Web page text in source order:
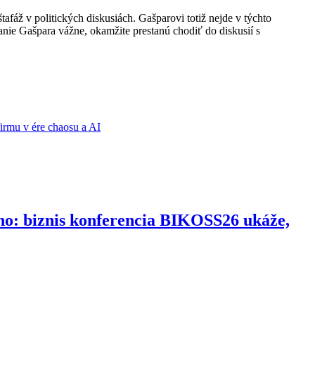
v politických diskusiách. Gašparovi totiž nejde v týchto
Gašpara vážne, okamžite prestanú chodiť do diskusií s
biznis konferencia BIKOSS26 ukáže,